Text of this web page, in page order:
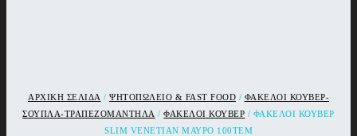
ΑΡΧΙΚΉ ΣΕΛΊΔΑ / ΨΗΤΟΠΩΛΕΙΟ & FAST FOOD / ΦΑΚΕΛΟΙ ΚΟΥΒΕΡ-
ΣΟΥΠΛΑ-ΤΡΑΠΕΖΟΜΑΝΤΗΛΑ /ΦΑΚΕΛΟΙ ΚΟΥΒΕΡ / ΦΑΚΕΛΟΙ ΚΟΥΒΕΡ
SLIM VENETIAN ΜΑΥΡΟ 100TEM